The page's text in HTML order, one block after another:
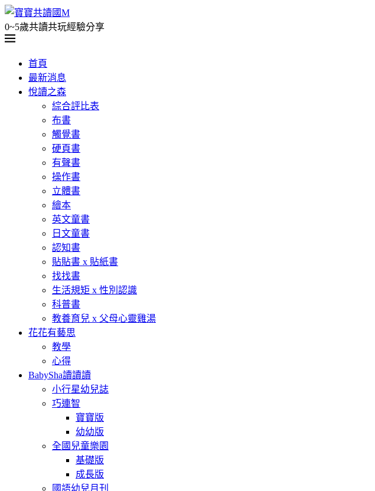
0~5歲共讀共玩經驗分享
首頁
最新消息
悅讀之森
綜合評比表
布書
觸覺書
硬頁書
有聲書
操作書
立體書
繪本
英文童書
日文童書
認知書
貼貼書 x 貼紙書
找找書
生活規矩 x 性別認識
科普書
教養育兒 x 父母心靈雞湯
花花有藝思
教學
心得
BabySha讀讀讀
小行星幼兒誌
巧連智
寶寶版
幼幼版
全國兒童樂園
基礎版
成長版
國語幼兒月刊